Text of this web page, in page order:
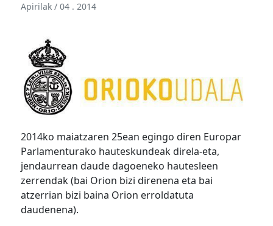
Apirilak / 04 . 2014
2014ko maiatzaren 25ean egingo diren Europar
Parlamenturako hauteskundeak direla-eta,
jendaurrean daude dagoeneko hautesleen
zerrendak (bai Orion bizi direnena eta bai
atzerrian bizi baina Orion erroldatuta
daudenena).